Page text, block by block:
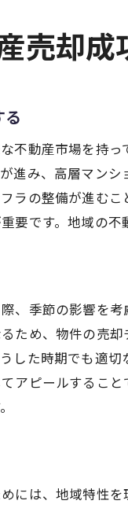
不
不動産
タ
専
売
地
大
市
売
経
季
産売却
不動産市場を持
進み、高層マン
ラの整備が進む
要です。地域の
、季節の影響を
ため、物件の売
した時期でも適
アピールするこ
には、地域特性